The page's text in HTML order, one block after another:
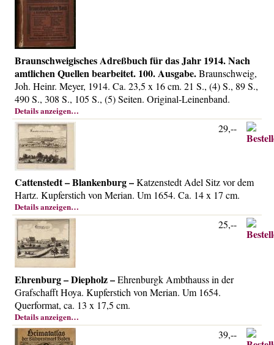
Braunschweigisches Adreßbuch für das Jahr 1914. Nach
amtlichen Quellen bearbeitet. 100. Ausgabe.Braunschweig,
Joh. Heinr. Meyer, 1914. Ca. 23,5 x 16 cm. 21 S., (4) S., 89 S.,
490 S., 308 S., 105 S., (5) Seiten. Original-Leinenband.
Details anzeigen…
Cattenstedt – Blankenburg –Katzenstedt Adel Sitz vor dem
Hartz. Kupferstich von Merian. Um 1654. Ca. 14 x 17 cm.
Details anzeigen…
29,--
Ehrenburg – Diepholz –Ehrenburgk Ambthauss in der
Grafschafft Hoya. Kupferstich von Merian. Um 1654.
Querformat, ca. 13 x 17,5 cm.
Details anzeigen…
25,--
39,--